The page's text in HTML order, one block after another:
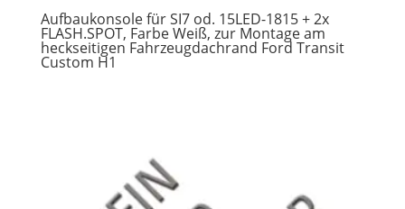
Aufbaukonsole für SI7 od. 15LED-1815 + 2x
FLASH.SPOT, Farbe Weiß, zur Montage am
heckseitigen Fahrzeugdachrand Ford Transit
Custom H1